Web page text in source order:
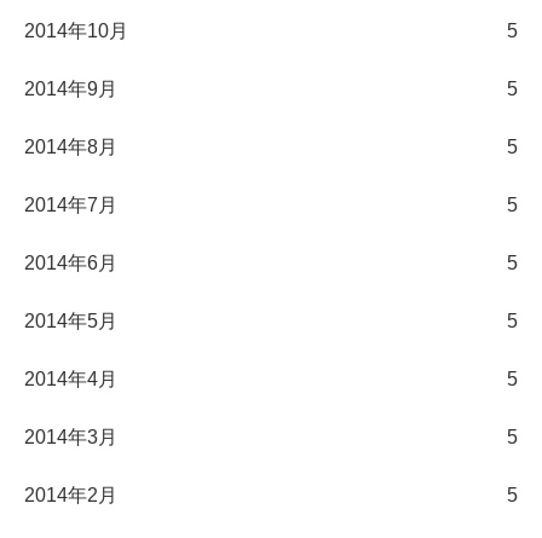
2014年10月 5
2014年9月 5
2014年8月 5
2014年7月 5
2014年6月 5
2014年5月 5
2014年4月 5
2014年3月 5
2014年2月 5